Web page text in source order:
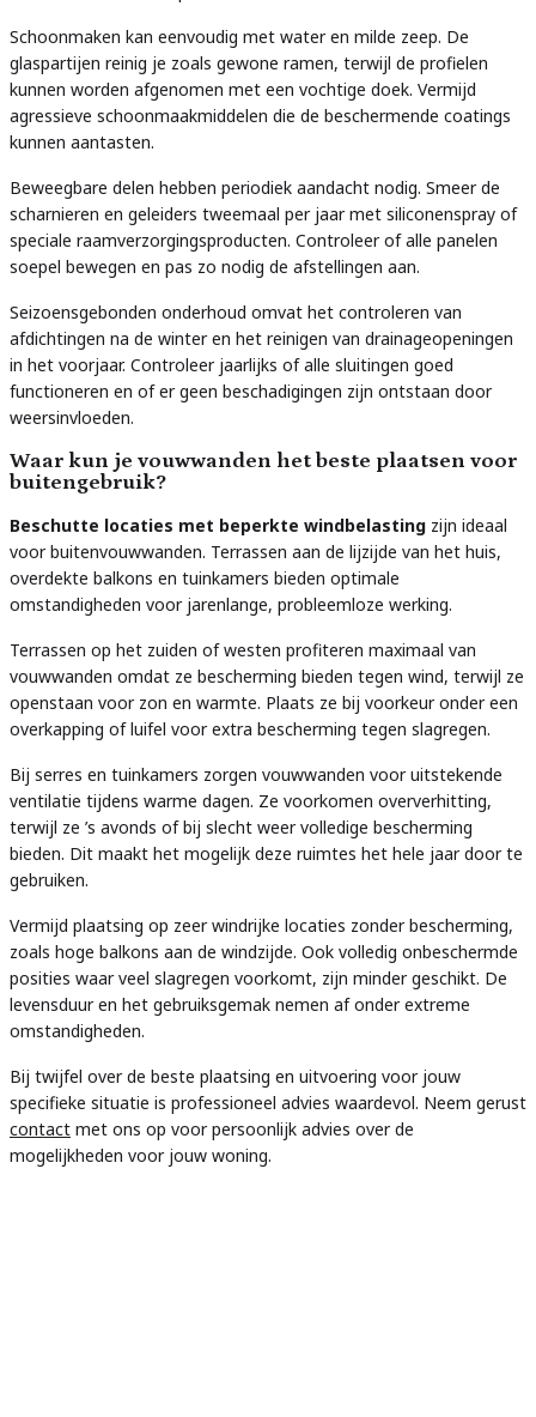
Schoonmaken kan eenvoudig met water en milde zeep. De
glaspartijen reinig je zoals gewone ramen, terwijl de profielen
kunnen worden afgenomen met een vochtige doek. Vermijd
agressieve schoonmaakmiddelen die de beschermende coatings
kunnen aantasten.
Beweegbare delen hebben periodiek aandacht nodig. Smeer de
scharnieren en geleiders tweemaal per jaar met siliconenspray of
speciale raamverzorgingsproducten. Controleer of alle panelen
soepel bewegen en pas zo nodig de afstellingen aan.
Seizoensgebonden onderhoud omvat het controleren van
afdichtingen na de winter en het reinigen van drainageopeningen
in het voorjaar. Controleer jaarlijks of alle sluitingen goed
functioneren en of er geen beschadigingen zijn ontstaan door
weersinvloeden.
Waar kun je vouwwanden het beste plaatsen voor
buitengebruik?
Beschutte locaties met beperkte windbelasting zijn ideaal
voor buitenvouwwanden. Terrassen aan de lijzijde van het huis,
overdekte balkons en tuinkamers bieden optimale
omstandigheden voor jarenlange, probleemloze werking.
Terrassen op het zuiden of westen profiteren maximaal van
vouwwanden omdat ze bescherming bieden tegen wind, terwijl ze
openstaan voor zon en warmte. Plaats ze bij voorkeur onder een
overkapping of luifel voor extra bescherming tegen slagregen.
Bij serres en tuinkamers zorgen vouwwanden voor uitstekende
ventilatie tijdens warme dagen. Ze voorkomen oververhitting,
terwijl ze ’s avonds of bij slecht weer volledige bescherming
bieden. Dit maakt het mogelijk deze ruimtes het hele jaar door te
gebruiken.
Vermijd plaatsing op zeer windrijke locaties zonder bescherming,
zoals hoge balkons aan de windzijde. Ook volledig onbeschermde
posities waar veel slagregen voorkomt, zijn minder geschikt. De
levensduur en het gebruiksgemak nemen af onder extreme
omstandigheden.
Bij twijfel over de beste plaatsing en uitvoering voor jouw
specifieke situatie is professioneel advies waardevol. Neem gerust
contact met ons op voor persoonlijk advies over de
mogelijkheden voor jouw woning.